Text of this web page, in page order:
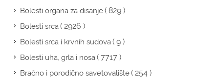
Bolesti organa za disanje( 829 )
Bolesti srca( 2926 )
Bolesti srca i krvnih sudova( 9 )
Bolesti uha, grla i nosa( 7717 )
Bračno i porodično savetovalište( 254 )